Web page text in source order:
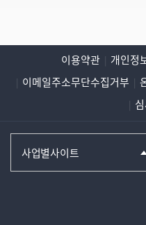
이용약관 개인정
이메일주소무단수집거부
사업별사이트